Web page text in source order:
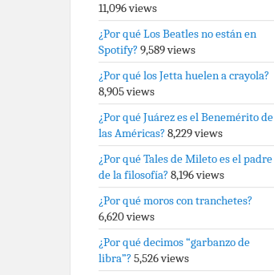
11,096 views
¿Por qué Los Beatles no están en
Spotify? 9,589 views
¿Por qué los Jetta huelen a crayola?
8,905 views
¿Por qué Juárez es el Benemérito de
las Américas? 8,229 views
¿Por qué Tales de Mileto es el padre
de la filosofía? 8,196 views
¿Por qué moros con tranchetes?
6,620 views
¿Por qué decimos “garbanzo de
libra”? 5,526 views